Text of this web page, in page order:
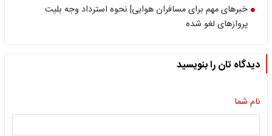
خبرهای مهم برای مسافران هوایی| نحوه استرداد وجه بلیت
پروازهای لغو شده
دیدگاه تان را بنویسید
نام شما